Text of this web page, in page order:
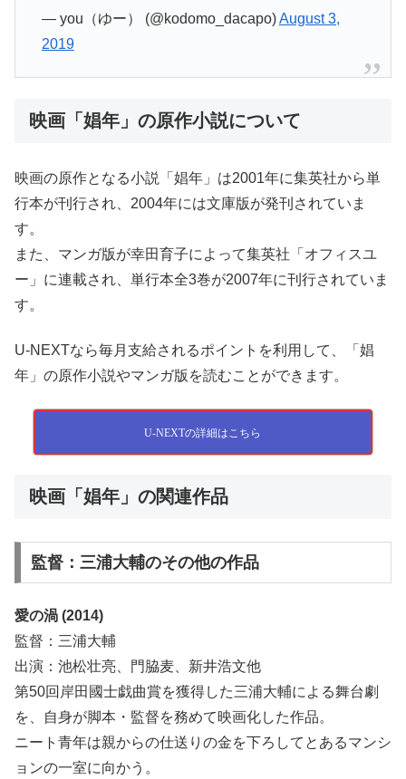
— you（ゆー） (@kodomo_dacapo)August 3,
2019
映画「娼年」の原作小説について
映画の原作となる小説「娼年」は2001年に集英社から単
行本が刊行され、2004年には文庫版が発刊されていま
す。
また、マンガ版が幸田育子によって集英社「オフィスユ
ー」に連載され、単行本全3巻が2007年に刊行されていま
す。
U-NEXTなら毎月支給されるポイントを利用して、「娼
年」の原作小説やマンガ版を読むことができます。
U-NEXTの詳細はこちら
映画「娼年」の関連作品
監督：三浦大輔のその他の作品
愛の渦 (2014)
監督：三浦大輔
出演：池松壮亮、門脇麦、新井浩文他
第50回岸田國士戯曲賞を獲得した三浦大輔による舞台劇
を、自身が脚本・監督を務めて映画化した作品。
ニート青年は親からの仕送りの金を下ろしてとあるマンシ
ョンの一室に向かう。